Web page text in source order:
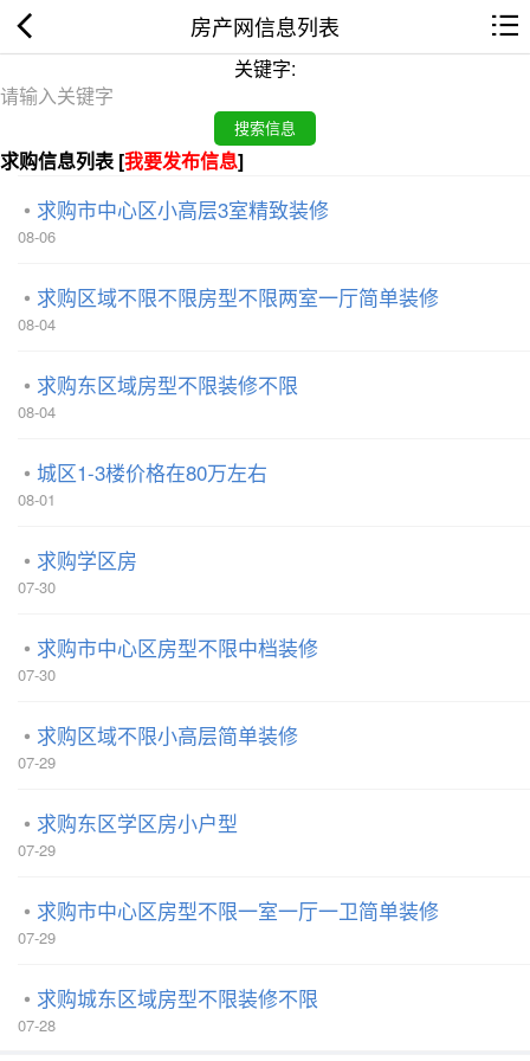
房产网信息列表
关键字:
求购信息列表 [我要发布信息]
求购市中心区小高层3室精致装修
08-06
求购区域不限不限房型不限两室一厅简单装修
08-04
求购东区域房型不限装修不限
08-04
城区1-3楼价格在80万左右
08-01
求购学区房
07-30
求购市中心区房型不限中档装修
07-30
求购区域不限小高层简单装修
07-29
求购东区学区房小户型
07-29
求购市中心区房型不限一室一厅一卫简单装修
07-29
求购城东区域房型不限装修不限
07-28